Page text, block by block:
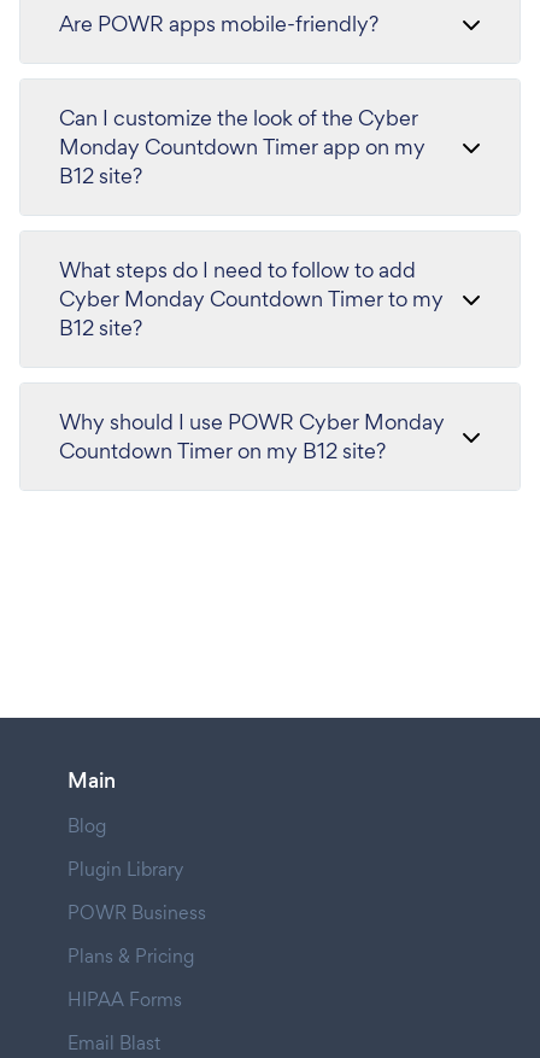
Are POWR apps mobile-friendly?
Can I customize the look of the Cyber
Monday Countdown Timer app on my
B12 site?
What steps do I need to follow to add
Cyber Monday Countdown Timer to my
B12 site?
Why should I use POWR Cyber Monday
Countdown Timer on my B12 site?
Main
Blog
Plugin Library
POWR Business
Plans & Pricing
HIPAA Forms
Email Blast